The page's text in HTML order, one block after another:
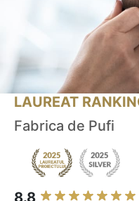
LAUREAT
Fabrica de Pufi
8.8